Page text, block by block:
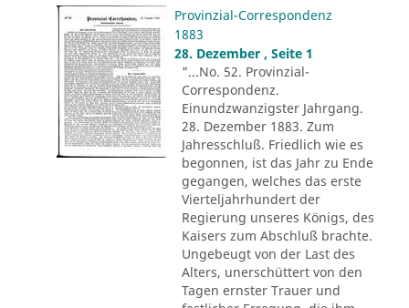
Provinzial-Correspondenz
1883
28. Dezember , Seite 1
"...No. 52. Provinzial-
Correspondenz.
Einundzwanzigster Jahrgang.
28. Dezember 1883. Zum
Jahresschluß. Friedlich wie es
begonnen, ist das Jahr zu Ende
gegangen, welches das erste
Vierteljahrhundert der
Regierung unseres Königs, des
Kaisers zum Abschluß brachte.
Ungebeugt von der Last des
Alters, unerschüttert von den
Tagen ernster Trauer und